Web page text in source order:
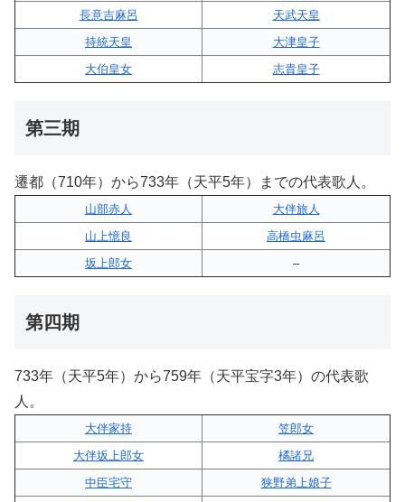
長意吉麻呂
天武天皇
持統天皇
大津皇子
大伯皇女
志貴皇子
第三期
遷都（710年）から733年（天平5年）までの代表歌人。
山部赤人
大伴旅人
山上憶良
高橋虫麻呂
坂上郎女
–
第四期
733年（天平5年）から759年（天平宝字3年）の代表歌
人。
大伴家持
笠郎女
大伴坂上郎女
橘諸兄
中臣宅守
狭野弟上娘子